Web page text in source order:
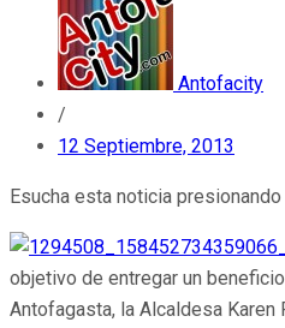
Antofacity
/
12 Septiembre, 2013
Esucha esta noticia
objetivo de entregar un
Antofagasta, la Alcaldesa Karen